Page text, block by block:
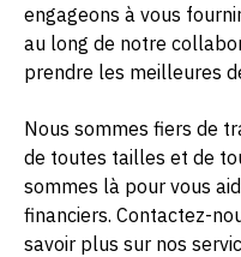
engageons à vous
au long de notre
prendre les meilleures
Nous sommes fiers de
de toutes tailles et de
sommes là pour vous
financiers. Contactez-
savoir plus sur nos